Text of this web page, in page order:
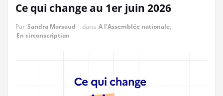
Ce qui change au 1er juin 2026
Par Sandra Marsaud dans A l'Assemblée nationale,
En circonscription